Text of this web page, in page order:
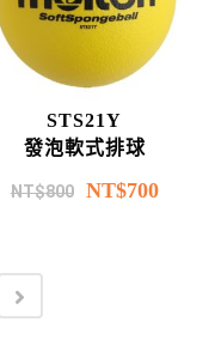
STS21Y
發泡軟式排球
NT$800 NT$700